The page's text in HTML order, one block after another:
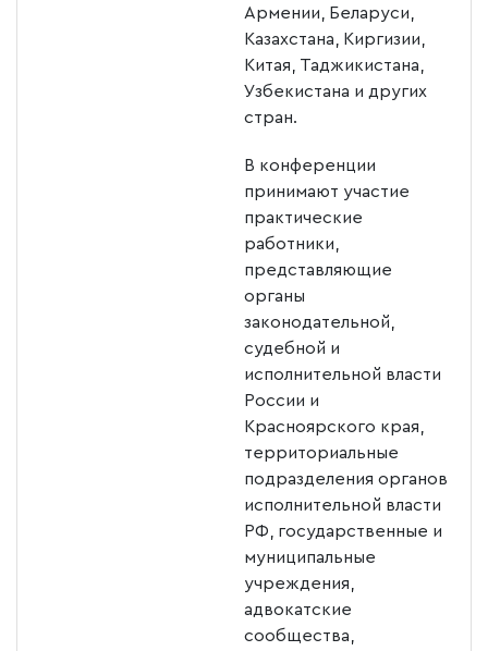
Армении, Беларуси,
Казахстана, Киргизии,
Китая, Таджикистана,
Узбекистана и других
стран.
В конференции
принимают участие
практические
работники,
представляющие
органы
законодательной,
судебной и
исполнительной власти
России и
Красноярского края,
территориальные
подразделения органов
исполнительной власти
РФ, государственные и
муниципальные
учреждения,
адвокатские
сообщества,